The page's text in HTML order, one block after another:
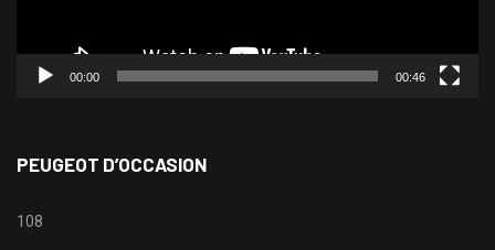
00:00 00:46
PEUGEOT D’OCCASION
108